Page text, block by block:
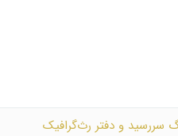
سررسید و دفتر رث‌گرافیک